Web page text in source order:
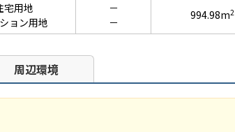
宅用地
ョン用地
－
－
994.98m2
周辺環境